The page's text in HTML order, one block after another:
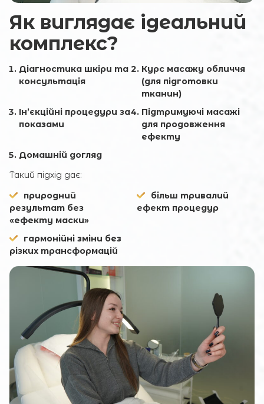
Як виглядає ідеальний
комплекс?
Діагностика шкіри та
консультація
Курс масажу обличчя
(для підготовки
тканин)
Ін’єкційні процедури за
показами
Підтримуючі масажі
для продовження
ефекту
Домашній догляд
Такий підхід дає:
природний
результат без
«ефекту маски»
більш тривалий
ефект процедур
гармонійні зміни без
різких трансформацій